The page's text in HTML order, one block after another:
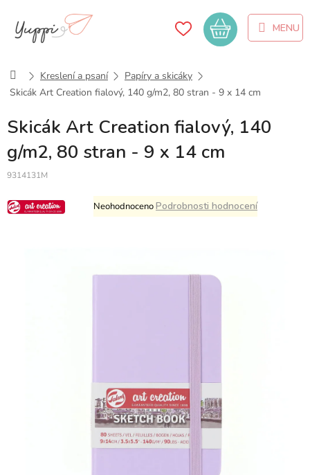
obsah
Nákupní
košík
DomůKreslení a psaní
Papíry a skicáky
Skicák Art Creation fialový, 140 g/m2, 80 stran - 9 x 14 cm
Skicák Art Creation fialový, 140
g/m2, 80 stran - 9 x 14 cm
9314131M
Průměrné
hodnocení
NeohodnocenoPodrobnosti hodnocení